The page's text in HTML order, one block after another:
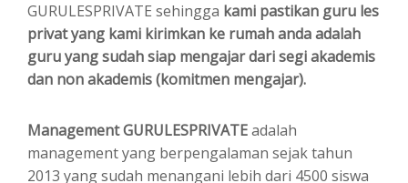
GURULESPRIVATE sehingga kami pastikan guru les
privat yang kami kirimkan ke rumah anda adalah
guru yang sudah siap mengajar dari segi akademis
dan non akademis (komitmen mengajar).
Management GURULESPRIVATEadalah
management yang berpengalaman sejak tahun
2013 yang sudah menangani lebih dari 4500 siswa